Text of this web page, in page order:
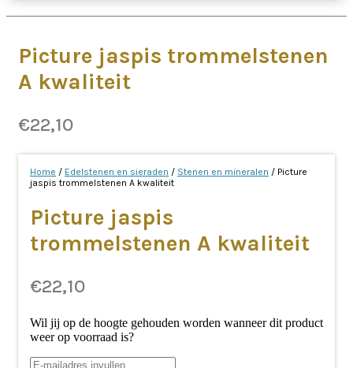
Picture jaspis trommelstenen
A kwaliteit
€22,10
Home / Edelstenen en sieraden / Stenen en mineralen / Picture
jaspis trommelstenen A kwaliteit
Picture jaspis
trommelstenen A kwaliteit
€22,10
Wil jij op de hoogte gehouden worden wanneer dit product
weer op voorraad is?